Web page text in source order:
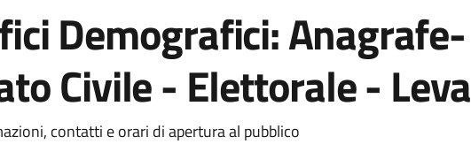
Demografici: Anagrafe-
Civile - Elettorale - Leva
contatti e orari di apertura al pubblico